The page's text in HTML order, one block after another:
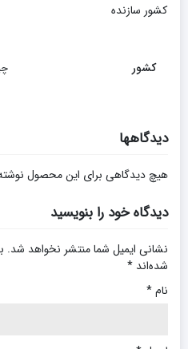
کشور سازنده
کشور
دیدگاهها
هیچ دیدگاهی برای این محصول
دیدگاه خود را بنویسید
نشانی ایمیل شما منتشر نخواهد شد.
شده‌اند *
نام*